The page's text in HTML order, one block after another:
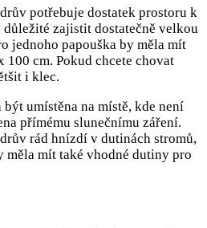
potřebuje dostatek prostoru k
zajistit dostatečně velkou
jednoho papouška by měla mít
100 cm. Pokud chcete chovat
i klec.
umístěna na místě, kde není
přímému slunečnímu záření.
rád hnízdí v dutinách stromů,
měla mít také vhodné dutiny pro